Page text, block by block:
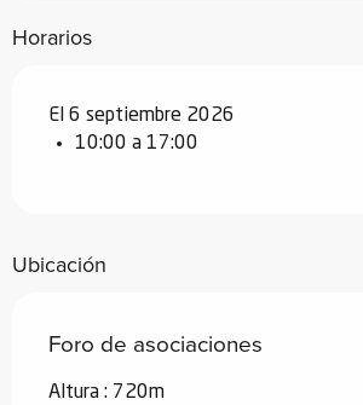
Horarios
El 6 septiembre 2026
10:00 a 17:00
Ubicación
Foro de asociaciones
Altura : 720m